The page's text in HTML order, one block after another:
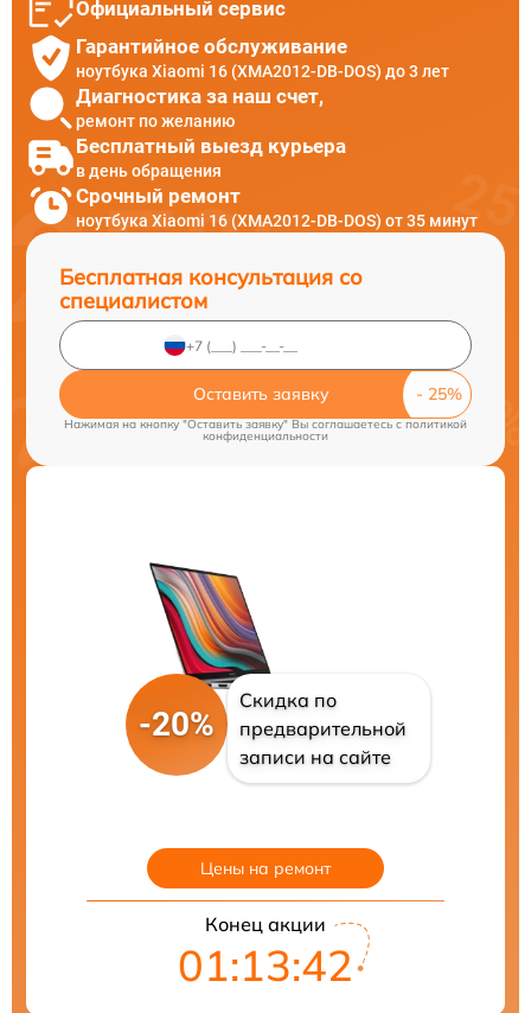
Официальный сервис
Гарантийное обслуживание
ноутбука Xiaomi 16 (XMA2012-DB-DOS) до 3 лет
Диагностика за наш счет,
ремонт по желанию
Бесплатный выезд курьера
в день обращения
Срочный ремонт
ноутбука Xiaomi 16 (XMA2012-DB-DOS) от 35 минут
Бесплатная консультация со
специалистом
Оставить заявку
Нажимая на кнопку "Оставить заявку" Вы соглашаетесь cполитикой
конфиденциальности
-20%
Скидка по
предварительной
записи на сайте
Цены на ремонт
Конец акции
01:13:41